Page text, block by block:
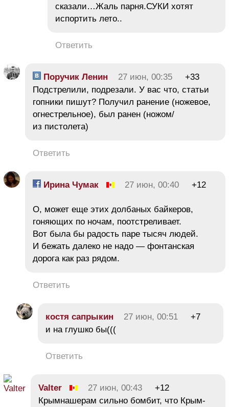
сказали…Жаль парня.СУКИ хотят
испортить лето..
Ответить
Поручик Ленин 27 июн, 00:35
+33
Подстрелили, подрезали. У вас что, статьи
гопники пишут? Получил ранение (ножевое,
огнестрельное), был ранен (ножом/
из пистолета)
Ответить
Ирина Чумак 27 июн, 00:40 +12
О, может еще этих долбаных байкеров,
гоняющих по ночам, поотстреливает.
Вот была бы радость паре тысяч людей.
И бежать далеко не надо — фонтанская
дорога как раз рядом.
Ответить
костя сапрыкин 27 июн, 00:51
+7
и на глушко бы(((
Ответить
Valter 27 июн, 00:43
+12
Крымнашерам сильно бомбит, что Крым-